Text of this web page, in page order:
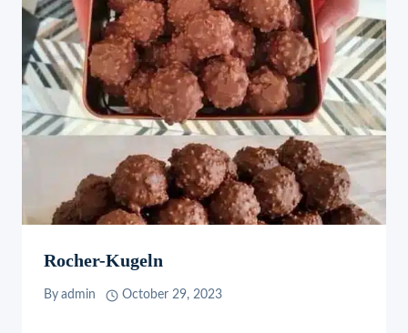
Rocher-Kugeln
By admin October 29, 2023